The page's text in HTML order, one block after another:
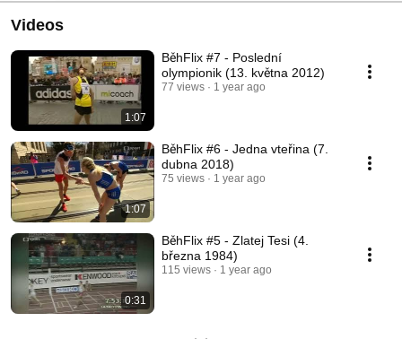
Videos
1:07
BěhFlix #7 - Poslední
olympionik (13. května 2012)
77 views 1 year ago
1:07
BěhFlix #6 - Jedna vteřina (7.
dubna 2018)
75 views 1 year ago
0:31
BěhFlix #5 - Zlatej Tesi (4.
března 1984)
115 views 1 year ago